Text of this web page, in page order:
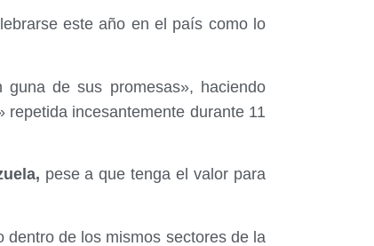
este año en el país como lo
de sus promesas», haciendo
incesantemente durante 11
pese a que tenga el valor para
dentro de los mismos sectores de la